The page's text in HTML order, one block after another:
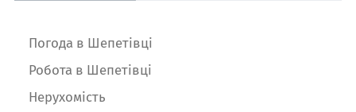
Погода в Шепетівці
Робота в Шепетівці
Нерухомість